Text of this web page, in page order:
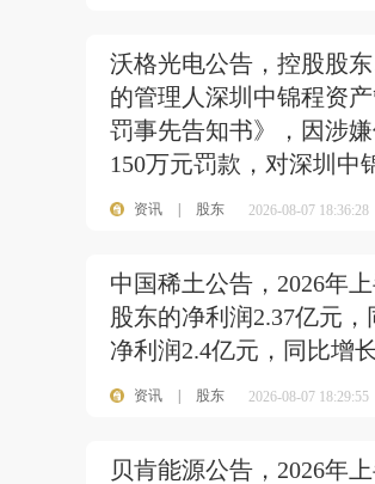
沃格光电公告，控股股
的管理人深圳中锦程资
罚事先告知书》，因涉
150万元罚款，对深圳中
资讯 股东 2026-08-07 18:36:28
中国稀土公告，2026年
股东的净利润2.37亿元
净利润2.4亿元，同比增长
资讯 股东 2026-08-07 18:29:55
贝肯能源公告，2026年